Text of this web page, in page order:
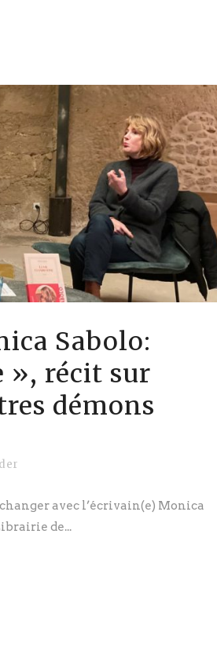
Sabolo:
», récit sur
démons
avec l’écrivain(e) Monica
de...